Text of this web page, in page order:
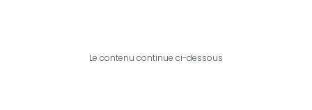
Le contenu continue ci-dessous